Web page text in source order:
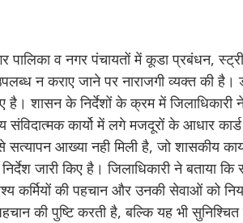
व नगर पंचायतों में कूडा प्रबंधन,
न कराए जाने पर नाराजगी व्यक्त की
है। शासन के निर्देशों के क्रम में
कार्यो में लगे मजदूरों के आधार
आख्या नही मिली है, जो शासकीय
जारी किए है। जिलाधिकारी ने बताया कि
कर्मियों की पहचान और उनकी सेवाओं को
की पुष्टि करती है, बल्कि यह भी